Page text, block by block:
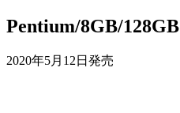
Pentium/8GB/128GB
2020年5月12日発売